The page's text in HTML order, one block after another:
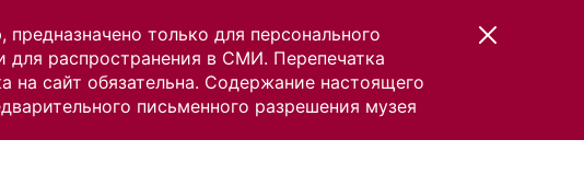
только для персонального
для распространения в СМИ. Перепечатка
на сайт обязательна. Содержание настоящего
письменного разрешения музея